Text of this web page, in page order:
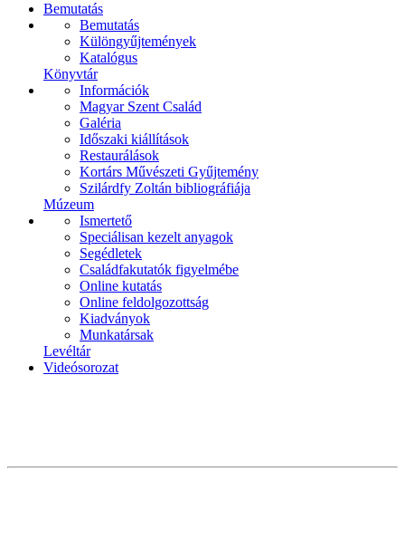
Bemutatás
Bemutatás
Különgyűjtemények
Katalógus
Könyvtár
Információk
Magyar Szent Család
Galéria
Időszaki kiállítások
Restaurálások
Kortárs Művészeti Gyűjtemény
Szilárdfy Zoltán bibliográfiája
Múzeum
Ismertető
Speciálisan kezelt anyagok
Segédletek
Családfakutatók figyelmébe
Online kutatás
Online feldolgozottság
Kiadványok
Munkatársak
Levéltár
Videósorozat